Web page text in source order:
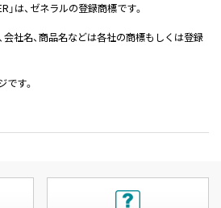
」は、ゼネラルの登録商標です。
会社名、商品名などは各社の商標もしくは登録
です。